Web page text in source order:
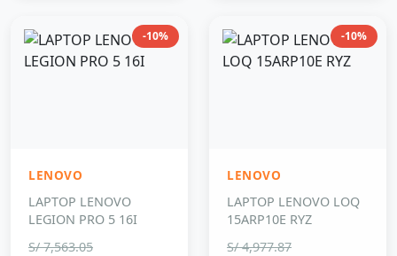
-10%
LENOVO
LAPTOP LENOVO
LEGION PRO 5 16I
S/ 7,563.05
-10%
LENOVO
LAPTOP LENOVO LOQ
15ARP10E RYZ
S/ 4,977.87